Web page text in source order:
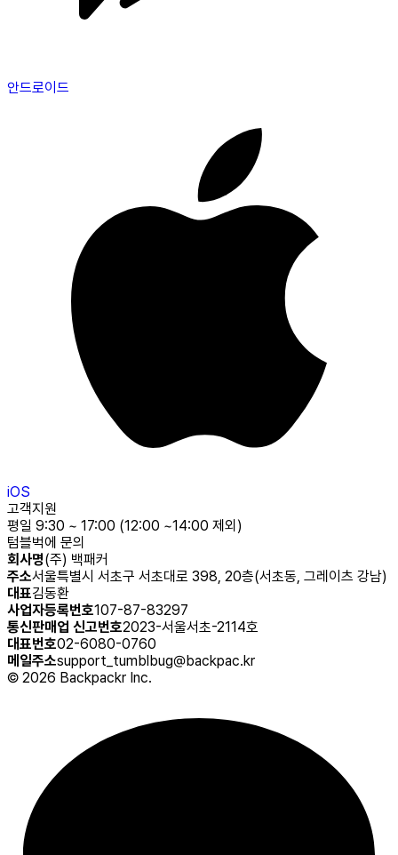
안드로이드
iOS
고객지원
평일 9:30 ~ 17:00 (12:00 ~14:00 제외)
텀블벅에 문의
회사명(주) 백패커
주소서울특별시 서초구 서초대로 398, 20층(서초동, 그레이츠 강남)
대표김동환
사업자등록번호107-87-83297
통신판매업 신고번호2023-서울서초-2114호
대표번호02-6080-0760
메일주소support_tumblbug@backpac.kr
© 2026 Backpackr Inc.